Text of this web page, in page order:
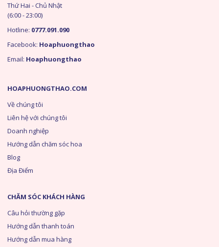
HOAPHUONGTHAO.COM
Về chúng tôi
Liên hệ với chúng tôi
Doanh nghiệp
Hướng dẫn chăm sóc hoa
Blog
Địa Điểm
CHĂM SÓC KHÁCH HÀNG
Câu hỏi thường gặp
Hướng dẫn thanh toán
Hướng dẫn mua hàng
Thứ Hai - Chủ Nhật
(6:00 - 23:00)
Hotline: 0777.091.090
Facebook: Hoaphuongthao
Email: Hoaphuongthao